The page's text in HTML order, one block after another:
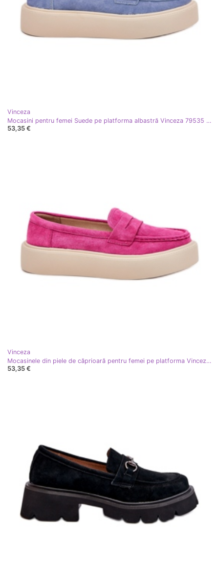
Vinceza
Mocasini pentru femei Suede pe platforma albastră Vinceza 79535 albastru
53,35 €
Vinceza
Mocasinele din piele de căprioară pentru femei pe platforma Vinceza 79535 Fuksja roz
53,35 €